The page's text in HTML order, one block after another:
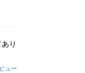
り
ュー